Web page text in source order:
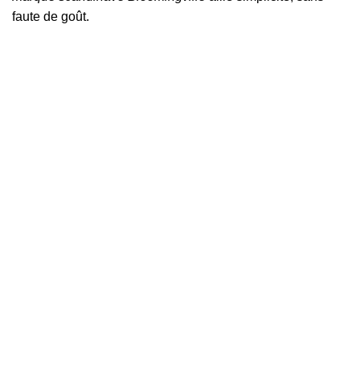
faute de goût.